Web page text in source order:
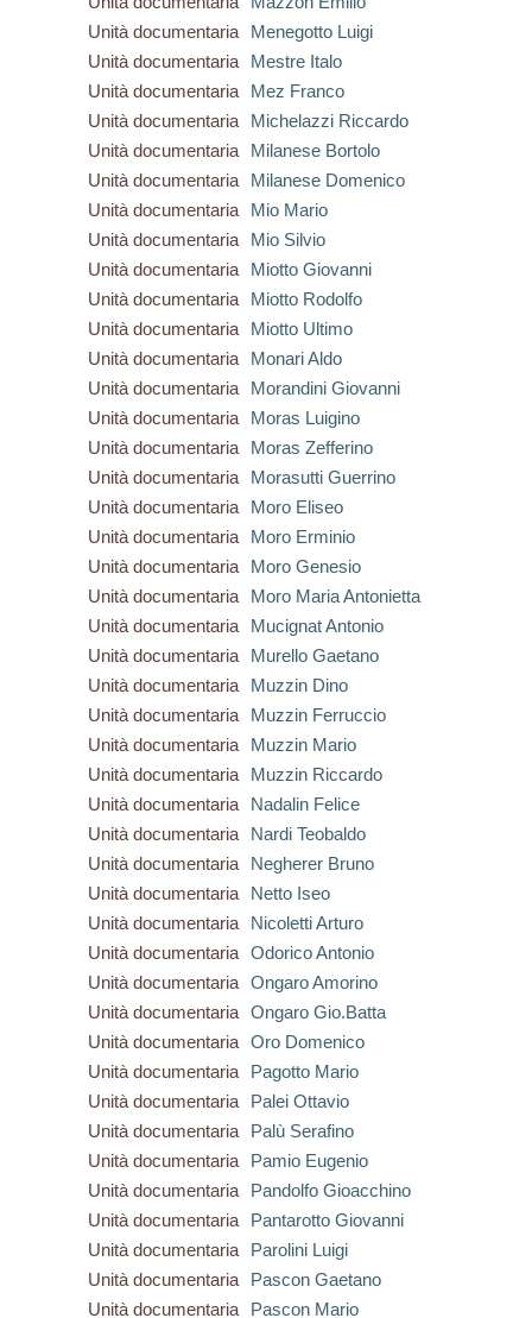
Unità documentaria
Menegotto Luigi
Unità documentaria
Mestre Italo
Unità documentaria
Mez Franco
Unità documentaria
Michelazzi Riccardo
Unità documentaria
Milanese Bortolo
Unità documentaria
Milanese Domenico
Unità documentaria
Mio Mario
Unità documentaria
Mio Silvio
Unità documentaria
Miotto Giovanni
Unità documentaria
Miotto Rodolfo
Unità documentaria
Miotto Ultimo
Unità documentaria
Monari Aldo
Unità documentaria
Morandini Giovanni
Unità documentaria
Moras Luigino
Unità documentaria
Moras Zefferino
Unità documentaria
Morasutti Guerrino
Unità documentaria
Moro Eliseo
Unità documentaria
Moro Erminio
Unità documentaria
Moro Genesio
Unità documentaria
Moro Maria Antonietta
Unità documentaria
Mucignat Antonio
Unità documentaria
Murello Gaetano
Unità documentaria
Muzzin Dino
Unità documentaria
Muzzin Ferruccio
Unità documentaria
Muzzin Mario
Unità documentaria
Muzzin Riccardo
Unità documentaria
Nadalin Felice
Unità documentaria
Nardi Teobaldo
Unità documentaria
Negherer Bruno
Unità documentaria
Netto Iseo
Unità documentaria
Nicoletti Arturo
Unità documentaria
Odorico Antonio
Unità documentaria
Ongaro Amorino
Unità documentaria
Ongaro Gio.Batta
Unità documentaria
Oro Domenico
Unità documentaria
Pagotto Mario
Unità documentaria
Palei Ottavio
Unità documentaria
Palù Serafino
Unità documentaria
Pamio Eugenio
Unità documentaria
Pandolfo Gioacchino
Unità documentaria
Pantarotto Giovanni
Unità documentaria
Parolini Luigi
Unità documentaria
Pascon Gaetano
Unità documentaria
Pascon Mario